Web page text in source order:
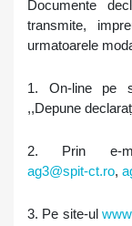
Documente
transmite,
urmatoarele
1. On-line pe
,,Depune declaraṭ
2. Prin e-
ag3@spit-ct.ro,
3. Pe site-ul